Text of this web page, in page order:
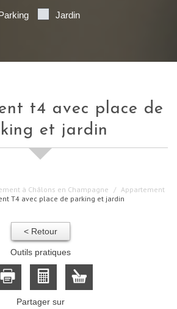
Jardin
et jardin
à Châlons en Champagne
Appartement
T4 avec place de parking et jardin
< Retour
Outils pratiques
Partager sur